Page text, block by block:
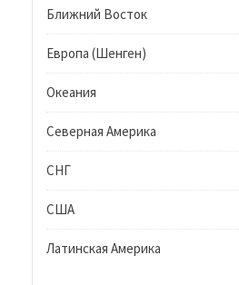
Ближний Восток
Европа (Шенген)
Океания
Северная Америка
СНГ
США
Латинская Америка